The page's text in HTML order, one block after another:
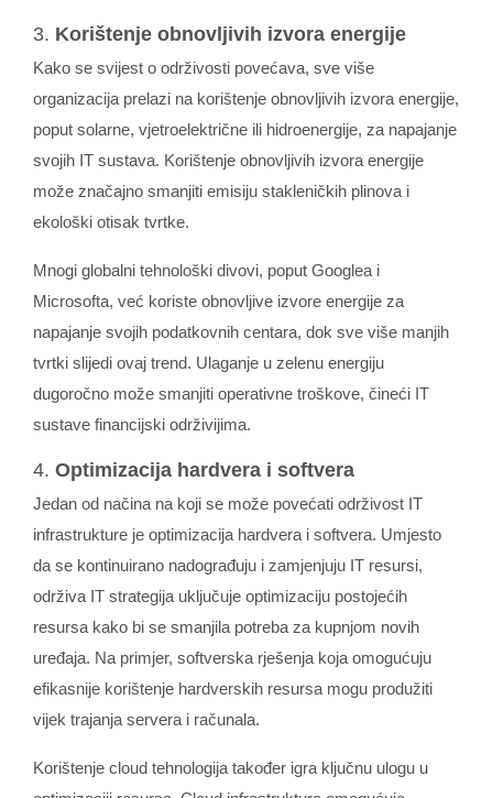
3. Korištenje obnovljivih izvora energije
Kako se svijest o održivosti povećava, sve više
organizacija prelazi na korištenje obnovljivih izvora energije,
poput solarne, vjetroelektrične ili hidroenergije, za napajanje
svojih IT sustava. Korištenje obnovljivih izvora energije
može značajno smanjiti emisiju stakleničkih plinova i
ekološki otisak tvrtke.
Mnogi globalni tehnološki divovi, poput Googlea i
Microsofta, već koriste obnovljive izvore energije za
napajanje svojih podatkovnih centara, dok sve više manjih
tvrtki slijedi ovaj trend. Ulaganje u zelenu energiju
dugoročno može smanjiti operativne troškove, čineći IT
sustave financijski održivijima.
4. Optimizacija hardvera i softvera
Jedan od načina na koji se može povećati održivost IT
infrastrukture je optimizacija hardvera i softvera. Umjesto
da se kontinuirano nadograđuju i zamjenjuju IT resursi,
održiva IT strategija uključuje optimizaciju postojećih
resursa kako bi se smanjila potreba za kupnjom novih
uređaja. Na primjer, softverska rješenja koja omogućuju
efikasnije korištenje hardverskih resursa mogu produžiti
vijek trajanja servera i računala.
Korištenje cloud tehnologija također igra ključnu ulogu u